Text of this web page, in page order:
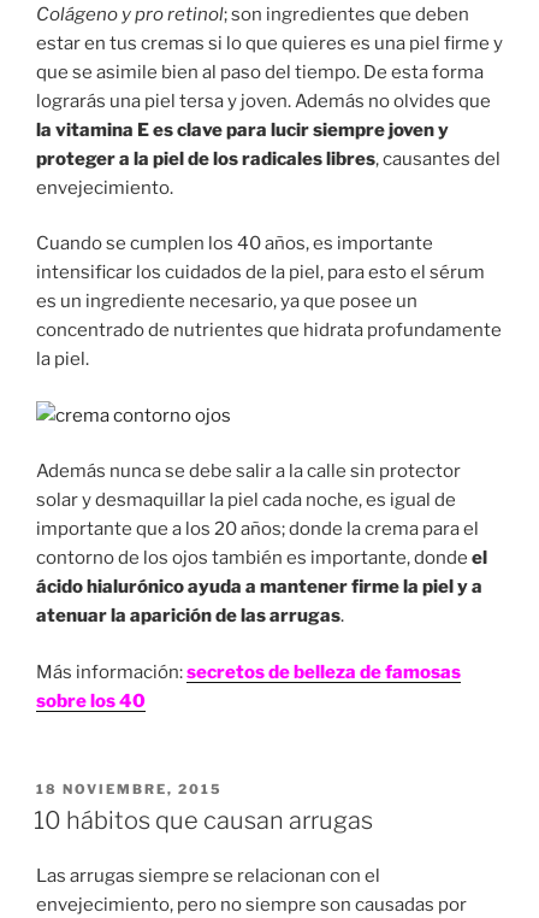
Colágeno y pro retinol; son ingredientes que deben
estar en tus cremas si lo que quieres es una piel firme y
que se asimile bien al paso del tiempo. De esta forma
lograrás una piel tersa y joven. Además no olvides que
la vitamina E es clave para lucir siempre joven y
proteger a la piel de los radicales libres, causantes del
envejecimiento.
Cuando se cumplen los 40 años, es importante
intensificar los cuidados de la piel, para esto el sérum
es un ingrediente necesario, ya que posee un
concentrado de nutrientes que hidrata profundamente
la piel.
Además nunca se debe salir a la calle sin protector
solar y desmaquillar la piel cada noche, es igual de
importante que a los 20 años; donde la crema para el
contorno de los ojos también es importante, donde el
ácido hialurónico ayuda a mantener firme la piel y a
atenuar la aparición de las arrugas.
Más información:secretos de belleza de famosas
sobre los 40
PUBLICADO
EN
18 NOVIEMBRE, 2015
10 hábitos que causan arrugas
Las arrugas siempre se relacionan con el
envejecimiento, pero no siempre son causadas por